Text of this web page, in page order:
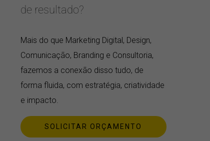
de resultado?
Mais do que Marketing Digital, Design,
Comunicação, Branding e Consultoria,
fazemos a conexão disso tudo, de
forma fluida, com estratégia, criatividade
e impacto.
SOLICITAR ORÇAMENTO